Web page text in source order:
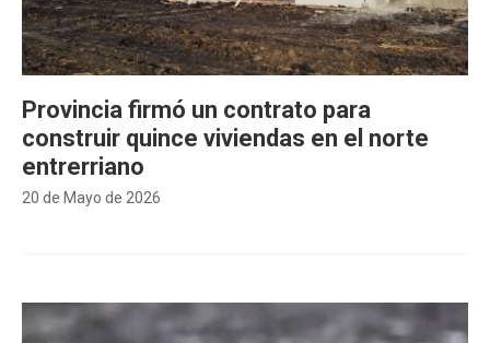
20 de Mayo de 2026
Provincia firmó un contrato para
construir quince viviendas en el norte
entrerriano